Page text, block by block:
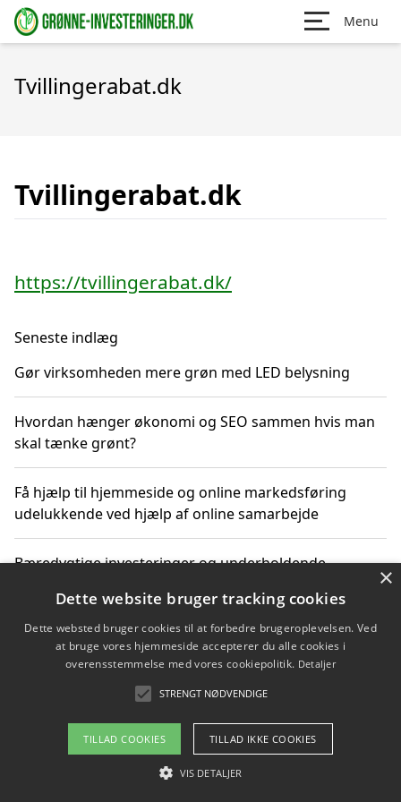
Menu
Tvillingerabat.dk
Tvillingerabat.dk
https://tvillingerabat.dk/
Seneste indlæg
Gør virksomheden mere grøn med LED belysning
Hvordan hænger økonomi og SEO sammen hvis man
skal tænke grønt?
Få hjælp til hjemmeside og online markedsføring
udelukkende ved hjælp af online samarbejde
Bæredygtige investeringer og underholdende
Sådan kan online møder for virksomheder fremme
grønne investeringer
Copyright 2026 - Pilanto Aps
Om / kontakt
×
Dette website bruger tracking cookies
Dette websted bruger cookies til at forbedre brugeroplevelsen. Ved
at bruge vores hjemmeside accepterer du alle cookies i
overensstemmelse med vores cookiepolitik. Detaljer
STRENGT NØDVENDIGE
TILLAD COOKIES TILLAD IKKE COOKIES
VIS DETALJER